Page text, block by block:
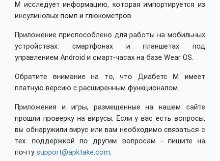
M исследует информацию, которая импортируется из
инсулиновых помп и глюкометров.
Приложение приспособлено для работы на мобильных
устройствах: смартфонах и планшетах под
управлением Android и смарт-часах на базе Wear OS.
Обратите внимание на то, что Диабетс М имеет
платную версию с расширенным функционалом.
Приложения и игры, размещенные на нашем сайте
прошли проверку на вирусы. Если у вас есть вопросы,
вы обнаружили вирус или вам необходимо связаться с
тех. поддержкой по другим вопросам - пишите на
почту support@apktake.com.